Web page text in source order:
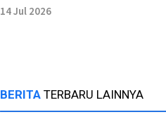
14 Jul 2026
BERITA TERBARU LAINNYA